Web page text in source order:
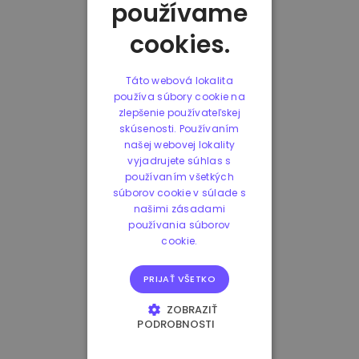
používame
cookies.
Táto webová lokalita
používa súbory cookie na
zlepšenie používateľskej
skúsenosti. Používaním
našej webovej lokality
vyjadrujete súhlas s
používaním všetkých
súborov cookie v súlade s
našimi zásadami
používania súborov
cookie.
PRIJAŤ VŠETKO
ZOBRAZIŤ
PODROBNOSTI